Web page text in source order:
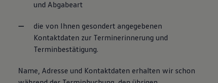
und Abgabeart
die von Ihnen gesondert angegebenen
Kontaktdaten zur Terminerinnerung und
Terminbestätigung.
Name, Adresse und Kontaktdaten erhalten wir schon